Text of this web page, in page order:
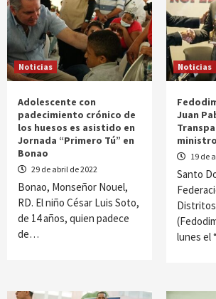
Noticias
Adolescente con
padecimiento crónico de
los huesos es asistido en
Jornada “Primero Tú” en
Bonao
29 de abril de 2022
Bonao, Monseñor Nouel,
RD. El niño César Luis Soto,
de 14 años, quien padece
de…
Noticias
Juan
19 de
Santo
lunes el